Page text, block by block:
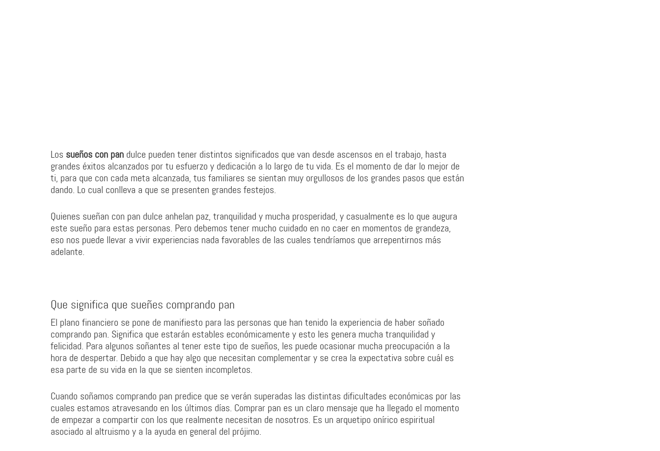
Los sueños con pan dulce pueden tener distintos significados que van desde ascensos en el trabajo, hasta
grandes éxitos alcanzados por tu esfuerzo y dedicación a lo largo de tu vida. Es el momento de dar lo mejor de
ti, para que con cada meta alcanzada, tus familiares se sientan muy orgullosos de los grandes pasos que están
dando. Lo cual conlleva a que se presenten grandes festejos.
Quienes sueñan con pan dulce anhelan paz, tranquilidad y mucha prosperidad, y casualmente es lo que augura
este sueño para estas personas. Pero debemos tener mucho cuidado en no caer en momentos de grandeza,
eso nos puede llevar a vivir experiencias nada favorables de las cuales tendríamos que arrepentirnos más
adelante.
Que significa que sueñes comprando pan
El plano financiero se pone de manifiesto para las personas que han tenido la experiencia de haber soñado
comprando pan. Significa que estarán estables económicamente y esto les genera mucha tranquilidad y
felicidad. Para algunos soñantes al tener este tipo de sueños, les puede ocasionar mucha preocupación a la
hora de despertar. Debido a que hay algo que necesitan complementar y se crea la expectativa sobre cuál es
esa parte de su vida en la que se sienten incompletos.
Cuando soñamos comprando pan predice que se verán superadas las distintas dificultades económicas por las
cuales estamos atravesando en los últimos días. Comprar pan es un claro mensaje que ha llegado el momento
de empezar a compartir con los que realmente necesitan de nosotros. Es un arquetipo onírico espiritual
asociado al altruismo y a la ayuda en general del prójimo.